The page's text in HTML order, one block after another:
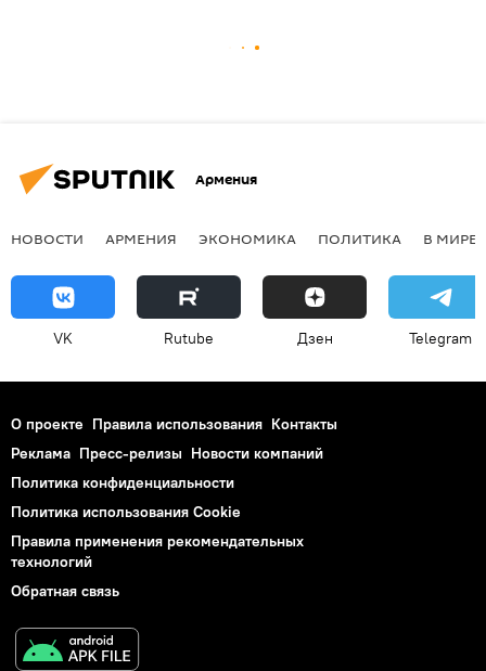
Армения
НОВОСТИ АРМЕНИЯ ЭКОНОМИКА ПОЛИТИКА В МИРЕ
VK Rutube Дзен Telegram
О проекте Правила использования Контакты
Реклама Пресс-релизы Новости компаний
Политика конфиденциальности
Политика использования Cookie
Правила применения рекомендательных
технологий
Обратная связь